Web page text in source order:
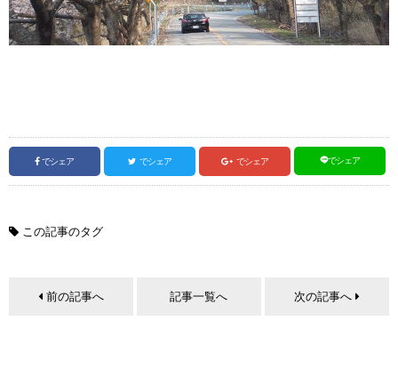
でシェア でシェア でシェア でシェア
この記事のタグ
前の記事へ 記事一覧へ 次の記事へ